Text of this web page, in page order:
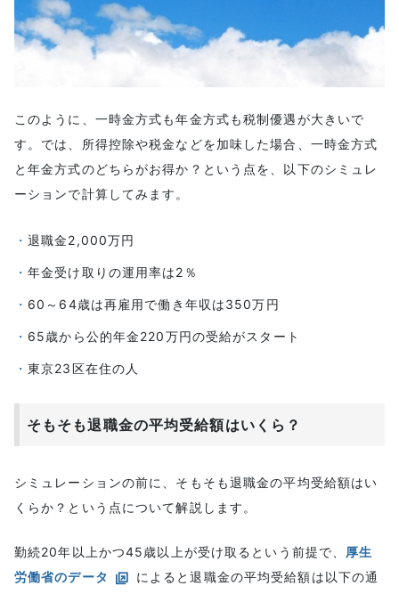
このように、一時金方式も年金方式も税制優遇が大きいで
す。では、所得控除や税金などを加味した場合、一時金方式
と年金方式のどちらがお得か？という点を、以下のシミュレ
ーションで計算してみます。
退職金2,000万円
年金受け取りの運用率は2％
60～64歳は再雇用で働き年収は350万円
65歳から公的年金220万円の受給がスタート
東京23区在住の人
そもそも退職金の平均受給額はいくら？
シミュレーションの前に、そもそも退職金の平均受給額はい
くらか？という点について解説します。
勤続20年以上かつ45歳以上が受け取るという前提で、 厚生
労働省のデータ
によると退職金の平均受給額は以下の通